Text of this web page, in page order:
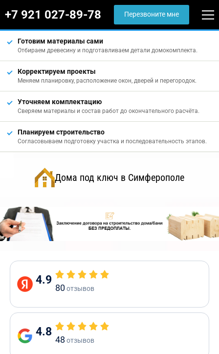
+7 921 027-89-78 Перезвоните мне
Готовим материалы сами
Отбираем древесину и подготавливаем детали домокомплекта.
Корректируем проекты
Меняем планировку, расположение окон, дверей и перегородок.
Уточняем комплектацию
Сверяем материалы и состав работ до окончательного расчёта.
Планируем строительство
Согласовываем подготовку участка и последовательность этапов.
Дома под ключ в Симферополе
4.9
80отзывов
4.8
48 отзывов